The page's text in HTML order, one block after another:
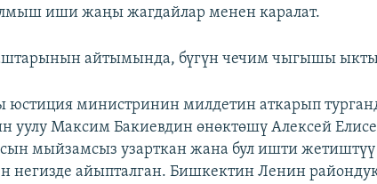
иши жаңы жагдайлар менен каралат.
айтымында, бүгүн чечим чыгышы
юстиция министринин милдетин аткарып
уулу Максим Бакиевдин өнөктөшү Алексей
мыйзамсыз узарткан жана бул ишти жетиштүү
негизде айыпталган. Бишкектин Ленин